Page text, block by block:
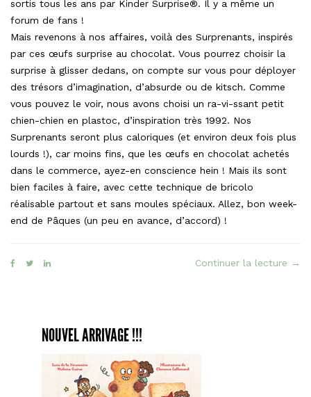
sortis tous les ans par Kinder Surprise®. Il y a même un
forum de fans !
Mais revenons à nos affaires, voilà des Surprenants, inspirés
par ces œufs surprise au chocolat. Vous pourrez choisir la
surprise à glisser dedans, on compte sur vous pour déployer
des trésors d’imagination, d’absurde ou de kitsch. Comme
vous pouvez le voir, nous avons choisi un ra-vi-ssant petit
chien-chien en plastoc, d’inspiration très 1992. Nos
Surprenants seront plus caloriques (et environ deux fois plus
lourds !), car moins fins, que les œufs en chocolat achetés
dans le commerce, ayez-en conscience hein ! Mais ils sont
bien faciles à faire, avec cette technique de bricolo
réalisable partout et sans moules spéciaux. Allez, bon week-
end de Pâques (un peu en avance, d’accord) !
Continuer la lecture «
→
NOUVEL ARRIVAGE !!!